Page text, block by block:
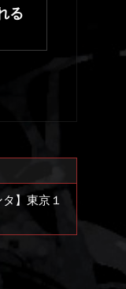
る
】東京１